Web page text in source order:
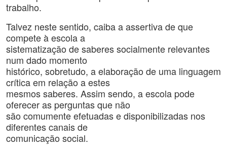
trabalho.
Talvez neste sentido, caiba a assertiva de que
compete à escola a
sistematização de saberes socialmente relevantes
num dado momento
histórico, sobretudo, a elaboração de uma linguagem
crítica em relação a estes
mesmos saberes. Assim sendo, a escola pode
oferecer as perguntas que não
são comumente efetuadas e disponibilizadas nos
diferentes canais de
comunicação social.